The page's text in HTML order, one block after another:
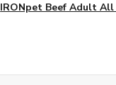
IRONpet Beef Adult All